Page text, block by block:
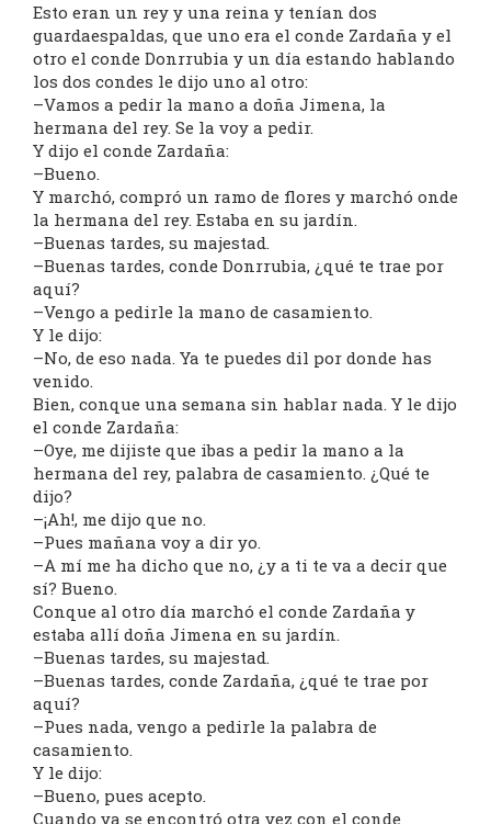
Esto eran un rey y una reina y tenían dos
guardaespaldas, que uno era el conde Zardaña y el
otro el conde Donrrubia y un día estando hablando
los dos condes le dijo uno al otro:
–Vamos a pedir la mano a doña Jimena, la
hermana del rey. Se la voy a pedir.
Y dijo el conde Zardaña:
–Bueno.
Y marchó, compró un ramo de flores y marchó onde
la hermana del rey. Estaba en su jardín.
–Buenas tardes, su majestad.
–Buenas tardes, conde Donrrubia, ¿qué te trae por
aquí?
–Vengo a pedirle la mano de casamiento.
Y le dijo:
–No, de eso nada. Ya te puedes dil por donde has
venido.
Bien, conque una semana sin hablar nada. Y le dijo
el conde Zardaña:
–Oye, me dijiste que ibas a pedir la mano a la
hermana del rey, palabra de casamiento. ¿Qué te
dijo?
–¡Ah!, me dijo que no.
–Pues mañana voy a dir yo.
–A mí me ha dicho que no, ¿y a ti te va a decir que
sí? Bueno.
Conque al otro día marchó el conde Zardaña y
estaba allí doña Jimena en su jardín.
–Buenas tardes, su majestad.
–Buenas tardes, conde Zardaña, ¿qué te trae por
aquí?
–Pues nada, vengo a pedirle la palabra de
casamiento.
Y le dijo:
–Bueno, pues acepto.
Cuando ya se encontró otra vez con el conde